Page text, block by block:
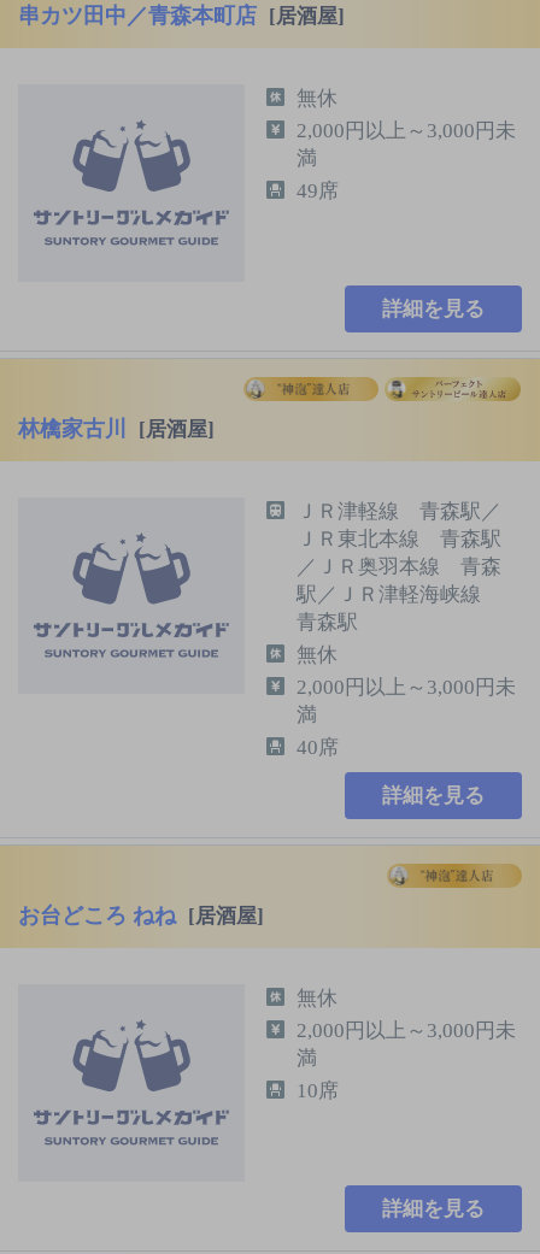
串カツ田中／青森本町店 [居酒屋]
無休
2,000円以上～3,000円未
満
49席
詳細を見る
林檎家古川 [居酒屋]
ＪＲ津軽線 青森駅／
ＪＲ東北本線 青森駅
／ＪＲ奥羽本線 青森
駅／ＪＲ津軽海峡線
青森駅
無休
2,000円以上～3,000円未
満
40席
詳細を見る
お台どころ ねね [居酒屋]
無休
2,000円以上～3,000円未
満
10席
詳細を見る